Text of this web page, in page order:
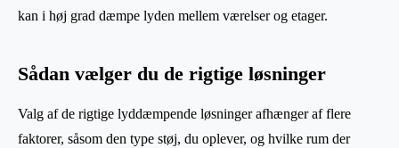
kan i høj grad dæmpe lyden mellem værelser og etager.
Sådan vælger du de rigtige løsninger
Valg af de rigtige lyddæmpende løsninger afhænger af flere
faktorer, såsom den type støj, du oplever, og hvilke rum der